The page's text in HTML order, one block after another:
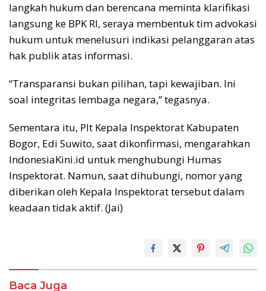
langkah hukum dan berencana meminta klarifikasi
langsung ke BPK RI, seraya membentuk tim advokasi
hukum untuk menelusuri indikasi pelanggaran atas
hak publik atas informasi.
“Transparansi bukan pilihan, tapi kewajiban. Ini
soal integritas lembaga negara,” tegasnya.
Sementara itu, Plt Kepala Inspektorat Kabupaten
Bogor, Edi Suwito, saat dikonfirmasi, mengarahkan
IndonesiaKini.id untuk menghubungi Humas
Inspektorat. Namun, saat dihubungi, nomor yang
diberikan oleh Kepala Inspektorat tersebut dalam
keadaan tidak aktif. (Jai)
Baca Juga